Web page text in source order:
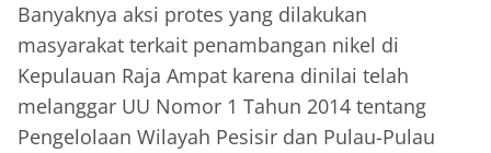
Banyaknya aksi protes yang dilakukan
masyarakat terkait penambangan nikel di
Kepulauan Raja Ampat karena dinilai telah
melanggar UU Nomor 1 Tahun 2014 tentang
Pengelolaan Wilayah Pesisir dan Pulau-Pulau